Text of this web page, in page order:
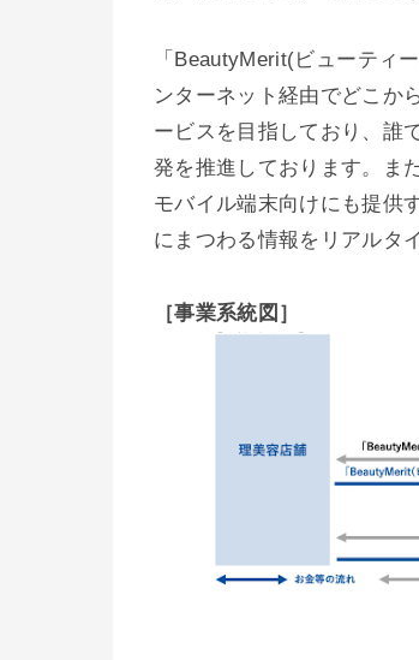
「BeautyMerit(ビューティ
ンターネット経由でどこか
ービスを目指しており、誰
発を推進しております。ま
モバイル端末向けにも提供
にまつわる情報をリアルタ
［事業系統図］